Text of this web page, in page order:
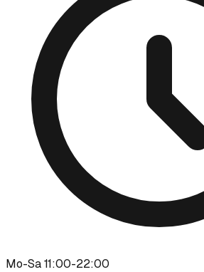
Mo-Sa 11:00-22:00